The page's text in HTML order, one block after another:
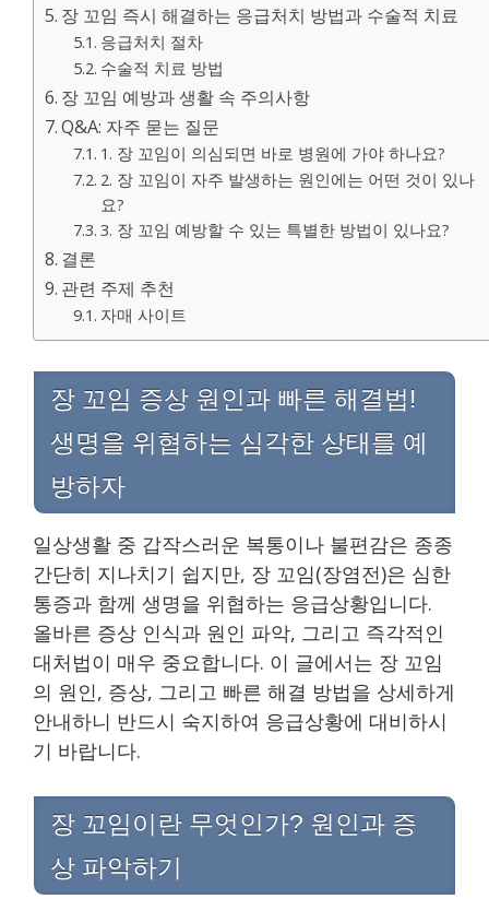
장 꼬임 즉시 해결하는 응급처치 방법과 수술적 치료
응급처치 절차
수술적 치료 방법
장 꼬임 예방과 생활 속 주의사항
Q&A: 자주 묻는 질문
1. 장 꼬임이 의심되면 바로 병원에 가야 하나요?
2. 장 꼬임이 자주 발생하는 원인에는 어떤 것이 있나
요?
3. 장 꼬임 예방할 수 있는 특별한 방법이 있나요?
결론
관련 주제 추천
자매 사이트
장 꼬임 증상 원인과 빠른 해결법!
생명을 위협하는 심각한 상태를 예
방하자
일상생활 중 갑작스러운 복통이나 불편감은 종종
간단히 지나치기 쉽지만, 장 꼬임(장염전)은 심한
통증과 함께 생명을 위협하는 응급상황입니다.
올바른 증상 인식과 원인 파악, 그리고 즉각적인
대처법이 매우 중요합니다. 이 글에서는 장 꼬임
의 원인, 증상, 그리고 빠른 해결 방법을 상세하게
안내하니 반드시 숙지하여 응급상황에 대비하시
기 바랍니다.
장 꼬임이란 무엇인가? 원인과 증
상 파악하기